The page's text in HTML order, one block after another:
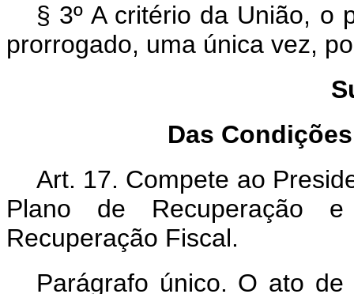
§ 3º A critério da União, o
prorrogado, uma única vez,
Das
Art. 17. Compete ao
Plano de Recuperação
Recuperação Fiscal.
Parágrafo único. O ato